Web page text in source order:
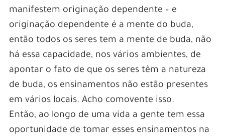
manifestem originação dependente – e
originação dependente é a mente do buda,
então todos os seres tem a mente de buda, não
há essa capacidade, nos vários ambientes, de
apontar o fato de que os seres têm a natureza
de buda, os ensinamentos não estão presentes
em vários locais. Acho comovente isso.
Então, ao longo de uma vida a gente tem essa
oportunidade de tomar esses ensinamentos na